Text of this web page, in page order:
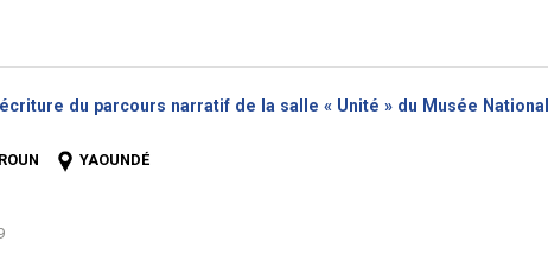
du parcours narratif de la salle « Unité » du Musée
YAOUNDÉ